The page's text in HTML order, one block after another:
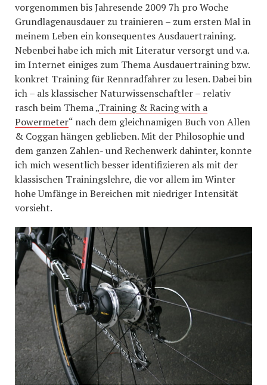
vorgenommen bis Jahresende 2009 7h pro Woche
Grundlagenausdauer zu trainieren – zum ersten Mal in
meinem Leben ein konsequentes Ausdauertraining.
Nebenbei habe ich mich mit Literatur versorgt und v.a.
im Internet einiges zum Thema Ausdauertraining bzw.
konkret Training für Rennradfahrer zu lesen. Dabei bin
ich – als klassischer Naturwissenschaftler – relativ
rasch beim Thema „Training & Racing with a
Powermeter“ nach dem gleichnamigen Buch von Allen
& Coggan hängen geblieben. Mit der Philosophie und
dem ganzen Zahlen- und Rechenwerk dahinter, konnte
ich mich wesentlich besser identifizieren als mit der
klassischen Trainingslehre, die vor allem im Winter
hohe Umfänge in Bereichen mit niedriger Intensität
vorsieht.